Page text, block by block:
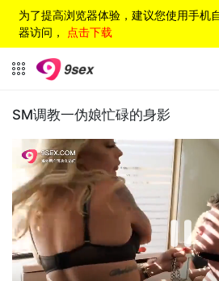
为了提高浏览器体验，建议您使用手机
器访问， 点击下载
SM调教一伪娘忙碌的身影